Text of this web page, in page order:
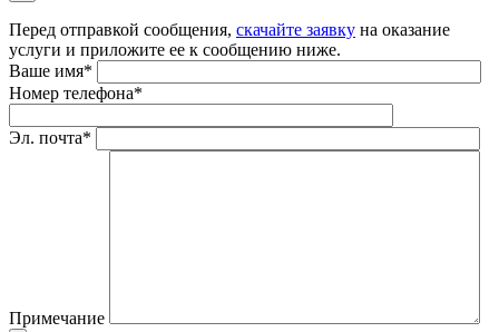
Перед отправкой сообщения, скачайте заявку на оказание
услуги и приложите ее к сообщению ниже.
Ваше имя*
Номер телефона*
Эл. почта*
Примечание